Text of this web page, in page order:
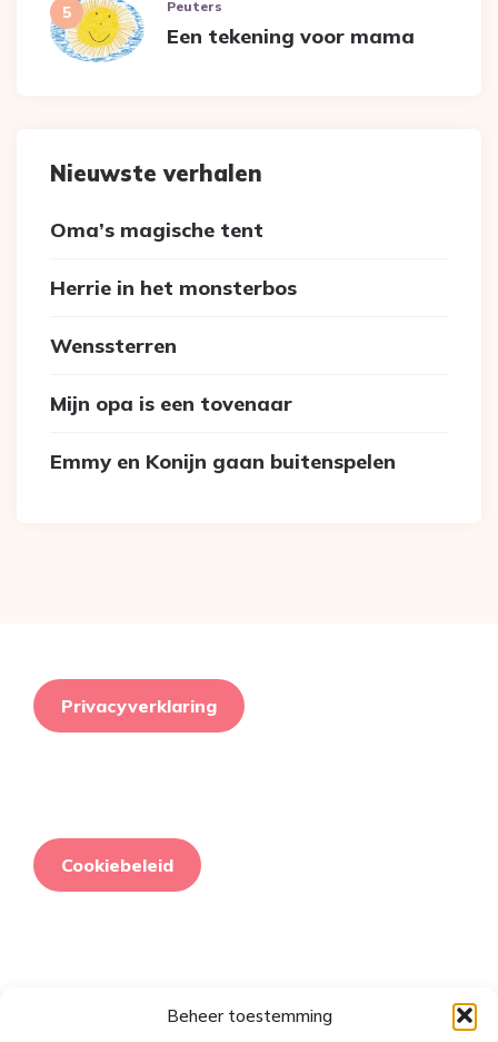
Beheer toestemming
Peuters
Een tekening voor mama
Nieuwste verhalen
Oma’s magische tent
Herrie in het monsterbos
Wenssterren
Mijn opa is een tovenaar
Emmy en Konijn gaan buitenspelen
Privacyverklaring
Cookiebeleid
Retourneringsbeleid